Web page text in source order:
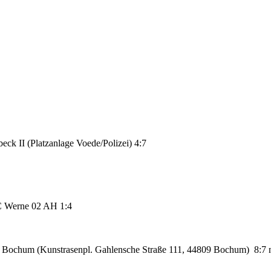
II (Platzanlage Voede/Polizei) 4:7
Werne 02 AH 1:4
(Kunstrasenpl. Gahlensche Straße 111, 44809 Bochum) 8:7